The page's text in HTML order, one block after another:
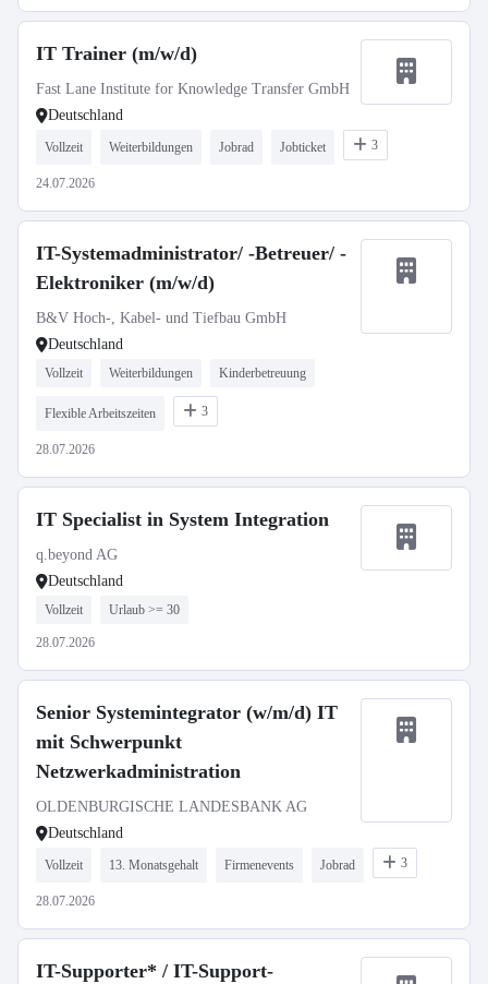
IT Trainer (m/w/d)
Fast Lane Institute for Knowledge Transfer GmbH
Deutschland
Vollzeit Weiterbildungen Jobrad Jobticket 3
24.07.2026
IT-Systemadministrator/ -Betreuer/ -
Elektroniker (m/w/d)
B&V Hoch-, Kabel- und Tiefbau GmbH
Deutschland
Vollzeit Weiterbildungen Kinderbetreuung
Flexible Arbeitszeiten 3
28.07.2026
IT Specialist in System Integration
q.beyond AG
Deutschland
Vollzeit Urlaub >= 30
28.07.2026
Senior Systemintegrator (w/m/d) IT
mit Schwerpunkt
Netzwerkadministration
OLDENBURGISCHE LANDESBANK AG
Deutschland
Vollzeit 13. Monatsgehalt Firmenevents Jobrad 3
28.07.2026
IT-Supporter* / IT-Support-